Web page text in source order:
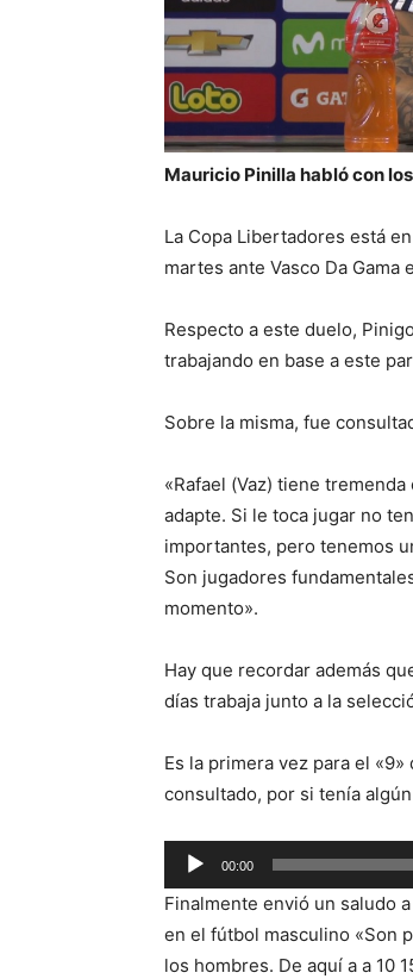
Mauricio Pinilla habló con
La Copa Libertadores está
martes ante Vasco Da Gama
Respecto a este duelo,
trabajando en base a este
Sobre la misma, fue
«Rafael (Vaz) tiene
adapte. Si le toca jugar no
importantes, pero tenemos
Son jugadores
momento».
Hay que recordar además
días trabaja junto a la
Es la primera vez para el
consultado, por si tenía
Reproductor
de
audio
00:00
Finalmente envió un saludo
en el fútbol masculino «Son
los hombres. De aquí a a 10